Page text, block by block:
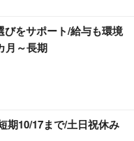
をサポート/給与も環境
月～長期
期10/17まで/土日祝休み